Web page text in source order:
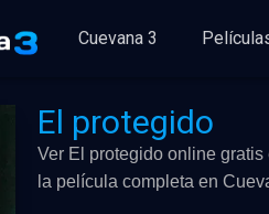
Cuevana 3
El protegido
Ver El protegido online
la película completa en